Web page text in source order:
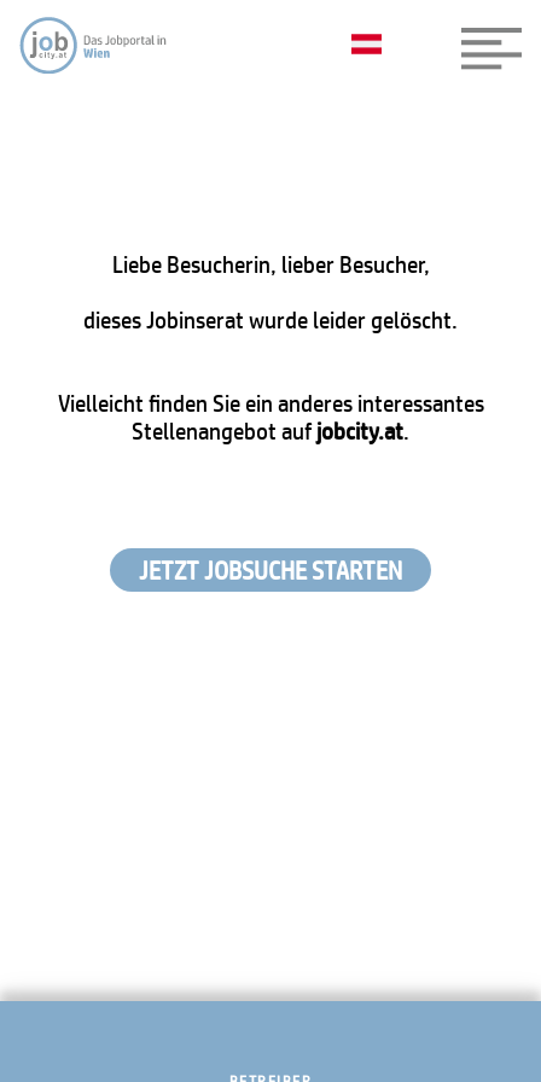
Liebe Besucherin, lieber Besucher,
dieses Jobinserat wurde leider gelöscht.
Vielleicht finden Sie ein anderes interessantes
Stellenangebot aufjobcity.at.
JETZT JOBSUCHE STARTEN